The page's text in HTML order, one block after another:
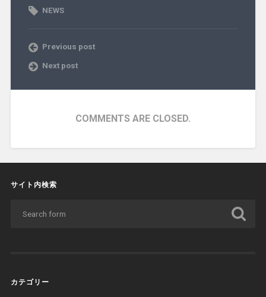
NEWS
Previous post
Next post
COMMENTS ARE CLOSED.
サイト内検索
カテゴリー